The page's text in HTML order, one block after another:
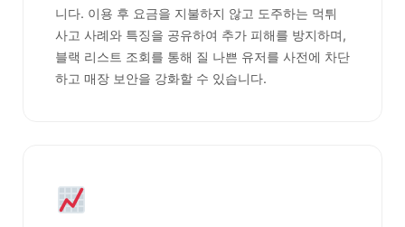
니다. 이용 후 요금을 지불하지 않고 도주하는 먹튀
사고 사례와 특징을 공유하여 추가 피해를 방지하며,
블랙 리스트 조회를 통해 질 나쁜 유저를 사전에 차단
하고 매장 보안을 강화할 수 있습니다.